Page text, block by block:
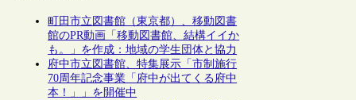
町田市立図書館（東京都）、移動図書
館のPR動画「移動図書館、結構イイか
も。」を作成：地域の学生団体と協力
府中市立図書館、特集展示「市制施行
70周年記念事業「府中が出てくる府中
本！」」を開催中